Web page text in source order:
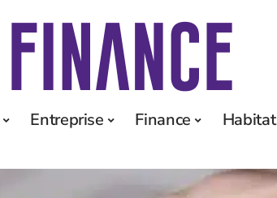
Entreprise Finance Habitat